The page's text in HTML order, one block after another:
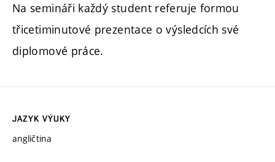
Na semináři každý student referuje formou
třicetiminutové prezentace o výsledcích své
diplomové práce.
JAZYK VÝUKY
angličtina